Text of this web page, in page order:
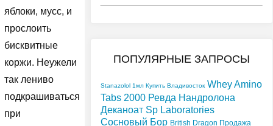
яблоки, мусс, и
прослоить
бисквитные
коржи. Неужели
так лениво
подкрашиваться
при
ПОПУЛЯРНЫЕ ЗАПРОСЫ
Stanazolol 1мл Купить Владивосток Whey Amino
Tabs 2000 Ревда Нандролона
Деканоат Sp Laboratories
Сосновый Бор British Dragon Продажа